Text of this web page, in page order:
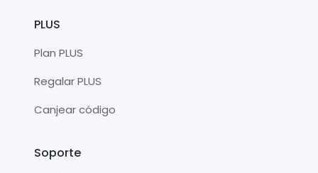
PLUS
Plan PLUS
Regalar PLUS
Canjear código
Soporte